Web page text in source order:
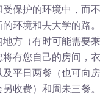
保护的环境中，而
环境和去大学的路
方（有时可能需要
有您自己的房间，
平日两餐（也可向
收费）和周未三餐。